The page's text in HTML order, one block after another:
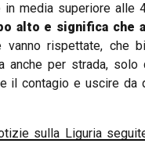
media superiore alle
alto e significa che
rispettate, che
anche per strada, solo
il contagio e uscire da
sulla Liguria